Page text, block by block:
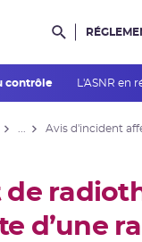
Rechercher
contrôle L'ASNR en
Avis d'incident
d’une